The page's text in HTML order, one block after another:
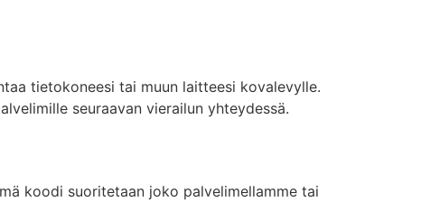
tietokoneesi tai muun laitteesi kovalevylle.
seuraavan vierailun yhteydessä.
koodi suoritetaan joko palvelimellamme tai